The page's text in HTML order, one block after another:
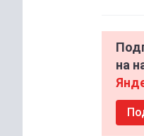
на